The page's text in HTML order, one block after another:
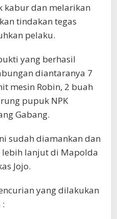
kabur dan melarikan
tindakan tegas
pelaku.
yang berhasil
diantaranya 7
mesin Robin, 2 buah
pupuk NPK
Gabang.
sudah diamankan dan
lanjut di Mapolda
Jojo.
yang dilakukan